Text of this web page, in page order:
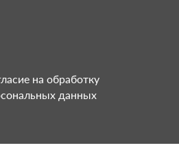
на обработку
данных